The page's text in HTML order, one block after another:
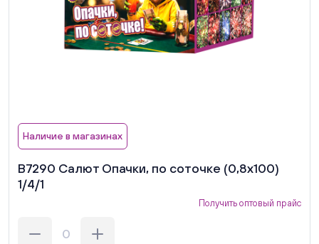
Наличие в магазинах
В7290 Салют Опачки, по соточке (0,8х100)
1/4/1
Получить оптовый прайс